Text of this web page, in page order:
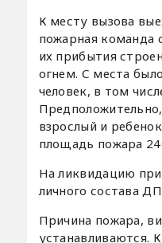
К месту вызова
пожарная команда
их прибытия
огнем. С места
человек, в том
взрослый и
площадь пожара
На ликвидацию
личного состава
Причина пожара,
устанавливаются.